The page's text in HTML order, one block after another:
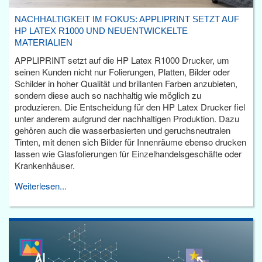
NACHHALTIGKEIT IM FOKUS: APPLIPRINT SETZT AUF
HP LATEX R1000 UND NEUENTWICKELTE
MATERIALIEN
APPLIPRINT setzt auf die HP Latex R1000 Drucker, um
seinen Kunden nicht nur Folierungen, Platten, Bilder oder
Schilder in hoher Qualität und brillanten Farben anzubieten,
sondern diese auch so nachhaltig wie möglich zu
produzieren. Die Entscheidung für den HP Latex Drucker fiel
unter anderem aufgrund der nachhaltigen Produktion. Dazu
gehören auch die wasserbasierten und geruchsneutralen
Tinten, mit denen sich Bilder für Innenräume ebenso drucken
lassen wie Glasfolierungen für Einzelhandelsgeschäfte oder
Krankenhäuser.
Weiterlesen...